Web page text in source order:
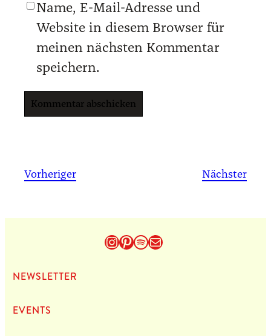
Name, E-Mail-Adresse und
Website in diesem Browser für
meinen nächsten Kommentar
speichern.
Vorheriger Nächster
Instagram
Pinterest
Spotify
E-Mail
NEWS­LET­TER
EVENTS